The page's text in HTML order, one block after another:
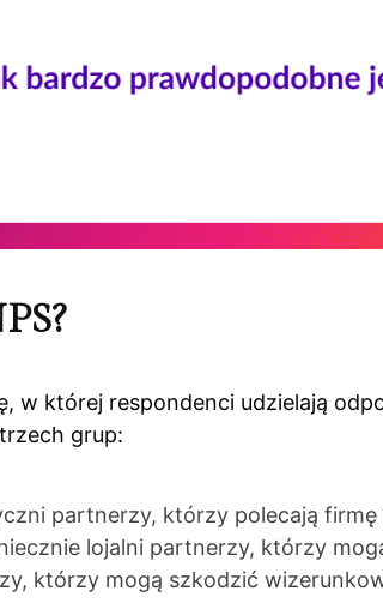
w której respondenci udzielają
grup:
partnerzy, którzy polecają
lojalni partnerzy, którzy
którzy mogą szkodzić